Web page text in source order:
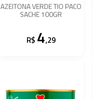
AZEITONA VERDE TIO PACO
SACHE 100GR
R$ 4,29